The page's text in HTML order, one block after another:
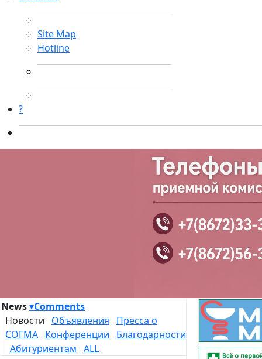
Site Map
Hotline
?
News▾Comments
Новости Объявления
Пресса о
СОГМА Конференции
Благодарности
Абитуриентам ALL